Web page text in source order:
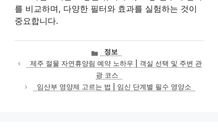
를 비교하며, 다양한 필터와 효과를 실험하는 것이
중요합니다.
카
테
고
리
정보
제주 절물 자연휴양림 예약 노하우 | 객실 선택 및 주변 관
광 코스
임산부 영양제 고르는 법 | 임신 단계별 필수 영양소